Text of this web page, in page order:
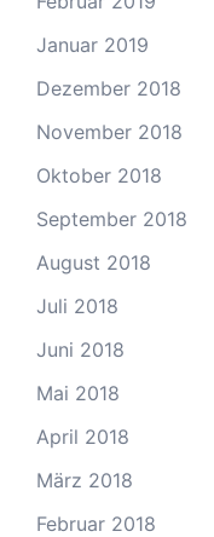
Januar 2019
Dezember 2018
November 2018
Oktober 2018
September 2018
August 2018
Juli 2018
Juni 2018
Mai 2018
April 2018
März 2018
Februar 2018